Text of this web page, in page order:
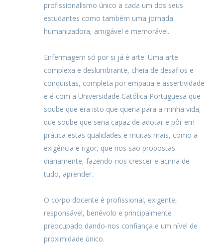
profissionalismo único a cada um dos seus
estudantes como também uma jornada
humanizadora, amigável e memorável.
Enfermagem só por si já é arte. Uma arte
complexa e deslumbrante, cheia de desafios e
conquistas, completa por empatia e assertividade
e é com a Universidade Católica Portuguesa que
soube que era isto que queria para a minha vida,
que soube que seria capaz de adotar e pôr em
prática estas qualidades e muitas mais, como a
exigência e rigor, que nos são propostas
diariamente, fazendo-nos crescer e acima de
tudo, aprender.
O corpo docente é profissional, exigente,
responsável, benévolo e principalmente
preocupado dando-nos confiança e um nível de
proximidade único.